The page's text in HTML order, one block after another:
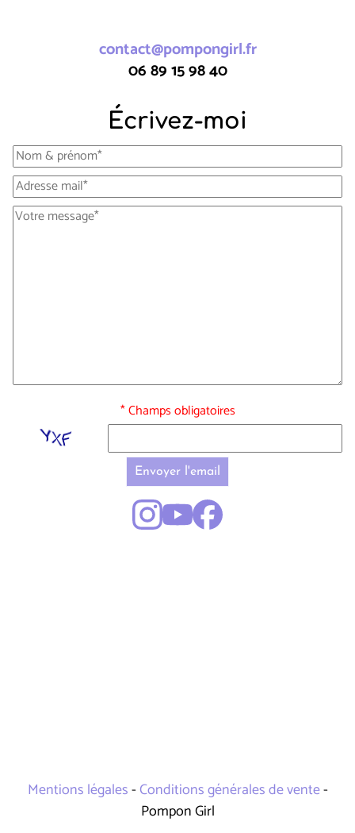
contact@pompongirl.fr
06 89 15 98 40
Écrivez-moi
* Champs obligatoires
Envoyer l'email
Mentions légales-Conditions générales de vente-
Pompon Girl